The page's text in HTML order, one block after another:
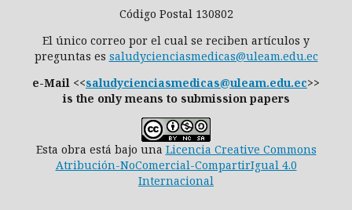
Código Postal 130802
El único correo por el cual se reciben artículos y
preguntas es saludycienciasmedicas@uleam.edu.ec
e-Mail <<saludycienciasmedicas@uleam.edu.ec>>
is the only means to submission papers
Esta obra está bajo una Licencia Creative Commons
Atribución-NoComercial-CompartirIgual 4.0
Internacional